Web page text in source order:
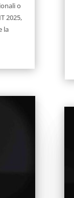
o
2025,
la